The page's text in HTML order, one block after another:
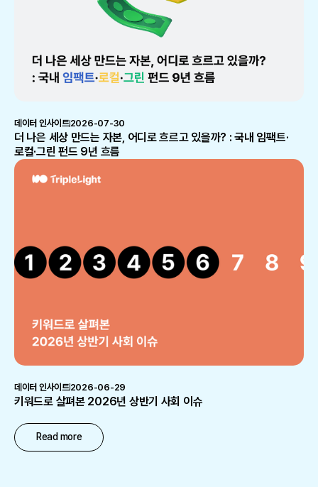
데이터 인사이트2026-07-30
더 나은 세상 만드는 자본, 어디로 흐르고 있을까? : 국내 임팩트·
로컬·그린 펀드 9년 흐름
데이터 인사이트2026-06-29
키워드로 살펴본 2026년 상반기 사회 이슈
Read more